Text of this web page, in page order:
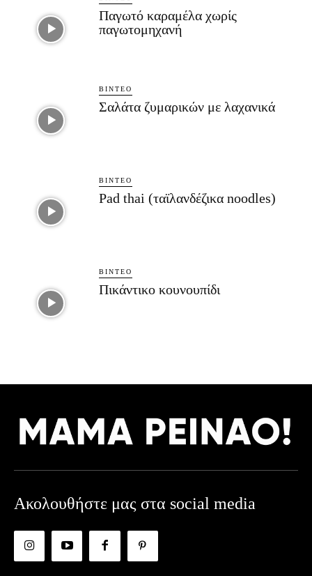
Παγωτό καραμέλα χωρίς
παγωτομηχανή
ΒΊΝΤΕΟ
Σαλάτα ζυμαρικών με λαχανικά
ΒΊΝΤΕΟ
Pad thai (ταϊλανδέζικα noodles)
ΒΊΝΤΕΟ
Πικάντικο κουνουπίδι
Ακολουθήστε μας στα social media